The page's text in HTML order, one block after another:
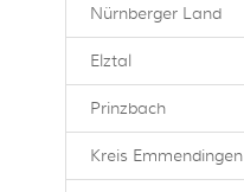
Nürnberger Land
Elztal
Prinzbach
Kreis Emmendingen